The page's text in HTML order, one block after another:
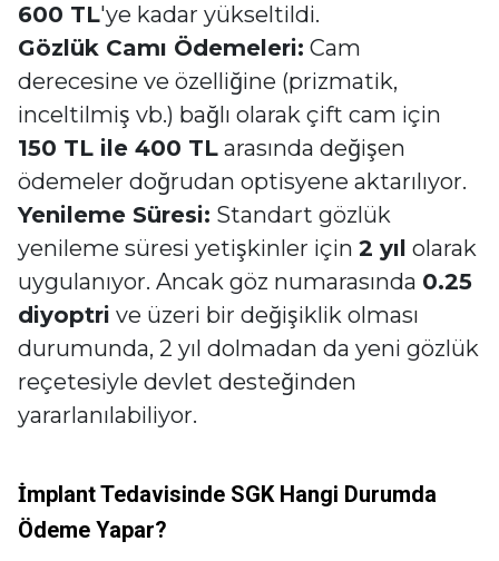
600 TL'ye kadar yükseltildi.
Gözlük Camı Ödemeleri: Cam
derecesine ve özelliğine (prizmatik,
inceltilmiş vb.) bağlı olarak çift cam için
150 TL ile 400 TL arasında değişen
ödemeler doğrudan optisyene aktarılıyor.
Yenileme Süresi: Standart gözlük
yenileme süresi yetişkinler için 2 yıl olarak
uygulanıyor. Ancak göz numarasında 0.25
diyoptri ve üzeri bir değişiklik olması
durumunda, 2 yıl dolmadan da yeni gözlük
reçetesiyle devlet desteğinden
yararlanılabiliyor.
İmplant Tedavisinde SGK Hangi Durumda
Ödeme Yapar?